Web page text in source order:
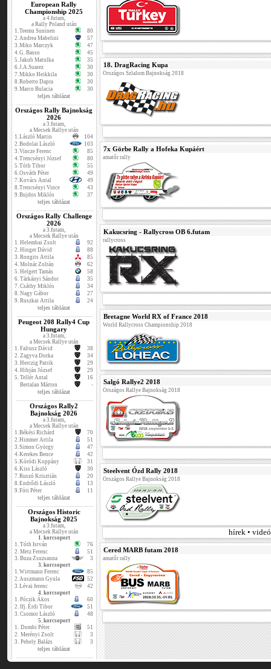
European Rally
Championship 2025
a 4.futam,
a Rally Poland után
1.Teemu Suninen
80
2.Andrea Mabelini
57
3.Miko Marczyk
47
4.G. Basso
45
5.Jakub Matulka
35
6.J.A.Suarez
30
7.Mikko Heikkila
30
8.Roberto Dapra
30
9.Marco Bulacia 30
teljes táblázat
Országos Rally Bajnokság
2026
a 3.futam,
a Mecsek Rallye után
1.László Martin
104
2.Bodolai László
103
3.Vincze Ferenc
85
4.Trencsényi József
80
5.Tóth Tibor
55
6.Osváth Péter
49
7.Kovács Antal
49
8.Trencsényi Vince
43
9.Bujdos Miklós 37
teljes táblázat
Országos Rally Challenge
2026
a 3.futam,
a Mecsek Rallye után
1. Helembai Zsolt
92
2. Hinger Dávid
88
3. Rongits Attila
85
4. Molnár Zoltán
62
5. Helgert Tamás
58
6. Tárkányi Sándor
35
7. Csáthy Miklós
34
8. Nagy Gábor
27
9. Ruszkai Attila 24
teljes táblázat
Peugeot 208 Rally4 Cup
Hungary
a 3.futam,
a Mecsek Rallye után
1. Faltusz Dávid
38
2. Zagyva Dorka
34
3. Herczig Patrik
29
4. Hibján József
29
5. Tellér Antal
16
Bertalan Márton
-
teljes táblázat
Országos Rally2
Bajnokság 2026
a 3.futam,
a Mecsek Rallye után
1.Békési Richárd
70
2.Himmer Attila
51
3.Simon György
47
4.Kerekes Bence
42
5.Kóródi Koppány
31
6.Kiss László
30
7.Ruszó Krisztián
20
8.Endrődi László
13
9.Fóti Péter 11
teljes táblázat
Országos Historic
Bajnokság 2025
a 3.futam,
a Mecsek Rallye után
1. korcsoport
1. Tóth István
76
2. Metz Ferenc
51
3. Buza Zsuzsanna
3
3. korcsoport
1.Wirtmann Ferenc
85
2.Auszmann Gyula
52
3.Lévai ferenc
42
4. korcsoport
1. Póczik Ákos
60
2. Ifj. Érdi Tibor
51
3. Csomor László
48
5. korcsoport
1. Dombi Péter
51
2. Merényi Zsolt
3
3. Pehely Balázs 3
teljes táblázat
18. DragRacing Kupa
Országos Szlalom Bajnokság 2018
7x Görbe Rally a Hofeka Kupáért
amatőr rally
Kakucsring - Rallycross OB 6.futam
rallycross
Bretagne World RX of France 2018
World Rallycross Championship 2018
Salgó Rallye2 2018
Országos Rallye Bajnokság 2018
Steelvent Ózd Rally 2018
Országos Rallye Bajnokság 2018
hírek •
Cered MARB futam 2018
amatőr rally